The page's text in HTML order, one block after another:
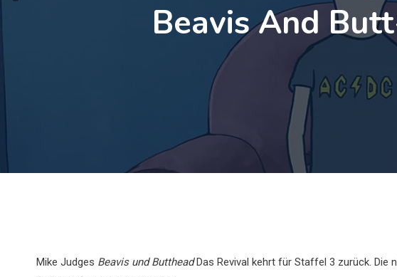
Beavis And
Mike Judges Beavis und ButtheadDas Revival kehrt für Staffel 3 zurück. Die